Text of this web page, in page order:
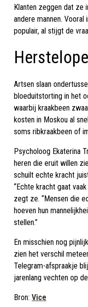
Klanten zeggen dat ze
andere mannen. Vooral
populair, al stijgt de
Artsen slaan
bloeduitstorting in het
waarbij kraakbeen
kosten in Moskou al
soms ribkraakbeen of
Psycholoog Ekaterina
heren die eruit willen
schuilt echte kracht
“Echte kracht gaat
zegt ze. “Mensen die
hoeven hun
stellen.”
En misschien nog
zien het verschil
Telegram-afspraakje
jarenlang vechten op
Bron: Vice